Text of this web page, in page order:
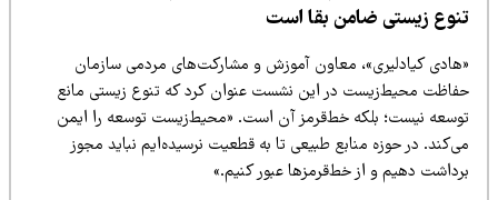
زیستی ضامن بقا است
کیادلیری»، معاون آموزش و مشارکت‌های مردمی سازمان
محیط‌زیست در این نشست عنوان کرد که تنوع زیستی مانع
نیست؛ بلکه خط‌قرمز آن است. «محیط‌زیست توسعه را ایمن
در حوزه منابع طبیعی تا به قطعیت نرسیده‌ایم نباید مجوز
دهیم و از خط‌قرمزها عبور کنیم.»